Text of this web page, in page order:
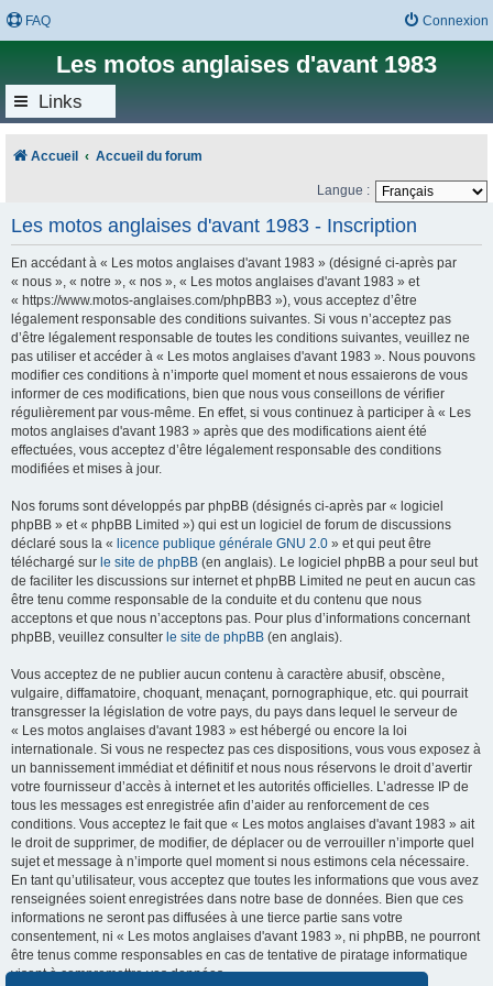
FAQ Connexion
Les motos anglaises d'avant 1983
Links
Accueil Accueil du forum
Langue :
Les motos anglaises d'avant 1983 - Inscription
En accédant à « Les motos anglaises d'avant 1983 » (désigné ci-après par
« nous », « notre », « nos », « Les motos anglaises d'avant 1983 » et
« https://www.motos-anglaises.com/phpBB3 »), vous acceptez d’être
légalement responsable des conditions suivantes. Si vous n’acceptez pas
d’être légalement responsable de toutes les conditions suivantes, veuillez ne
pas utiliser et accéder à « Les motos anglaises d'avant 1983 ». Nous pouvons
modifier ces conditions à n’importe quel moment et nous essaierons de vous
informer de ces modifications, bien que nous vous conseillons de vérifier
régulièrement par vous-même. En effet, si vous continuez à participer à « Les
motos anglaises d'avant 1983 » après que des modifications aient été
effectuées, vous acceptez d’être légalement responsable des conditions
modifiées et mises à jour.
Nos forums sont développés par phpBB (désignés ci-après par « logiciel
phpBB » et « phpBB Limited ») qui est un logiciel de forum de discussions
déclaré sous la « licence publique générale GNU 2.0 » et qui peut être
téléchargé sur le site de phpBB (en anglais). Le logiciel phpBB a pour seul but
de faciliter les discussions sur internet et phpBB Limited ne peut en aucun cas
être tenu comme responsable de la conduite et du contenu que nous
acceptons et que nous n’acceptons pas. Pour plus d’informations concernant
phpBB, veuillez consulter le site de phpBB (en anglais).
Vous acceptez de ne publier aucun contenu à caractère abusif, obscène,
vulgaire, diffamatoire, choquant, menaçant, pornographique, etc. qui pourrait
transgresser la législation de votre pays, du pays dans lequel le serveur de
« Les motos anglaises d'avant 1983 » est hébergé ou encore la loi
internationale. Si vous ne respectez pas ces dispositions, vous vous exposez à
un bannissement immédiat et définitif et nous nous réservons le droit d’avertir
votre fournisseur d’accès à internet et les autorités officielles. L’adresse IP de
tous les messages est enregistrée afin d’aider au renforcement de ces
conditions. Vous acceptez le fait que « Les motos anglaises d'avant 1983 » ait
le droit de supprimer, de modifier, de déplacer ou de verrouiller n’importe quel
sujet et message à n’importe quel moment si nous estimons cela nécessaire.
En tant qu’utilisateur, vous acceptez que toutes les informations que vous avez
renseignées soient enregistrées dans notre base de données. Bien que ces
informations ne seront pas diffusées à une tierce partie sans votre
consentement, ni « Les motos anglaises d'avant 1983 », ni phpBB, ne pourront
être tenus comme responsables en cas de tentative de piratage informatique
visant à compromettre vos données.